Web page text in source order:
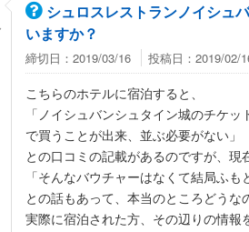
シュロスレストランノイシュ
いますか？
締切日：2019/03/16 投稿日：2019/02/
こちらのホテルに宿泊すると、
「ノイシュバンシュタイン城のチケ
で買うことが出来、並ぶ必要がない」
との口コミの記載があるのですが、
「そんなバウチャーはなくて結局ふ
との話もあって、本当のところどうな
実際に宿泊された方、その辺りの情